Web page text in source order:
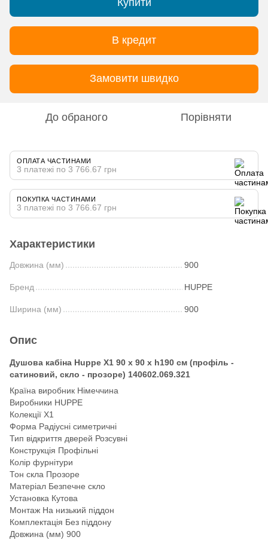
В кредит
Замовити швидко
До обраного Порівняти
ОПЛАТА ЧАСТИНАМИ
3 платежі по 3 766.67 грн
ПОКУПКА ЧАСТИНАМИ
3 платежі по 3 766.67 грн
Характеристики
Довжина (мм) 900
Бренд HUPPE
Ширина (мм) 900
Опис
Душова кабіна Huppe X1 90 х 90 х h190 см (профіль -
сатиновий, скло - прозоре) 140602.069.321
Країна виробник Німеччина
Виробники HUPPE
Колекції X1
Форма Радіусні симетричні
Тип відкриття дверей Розсувні
Конструкція Профільні
Колір фурнітури
Тон скла Прозоре
Матеріал Безпечне скло
Установка Кутова
Монтаж На низький піддон
Комплектація Без піддону
Довжина (мм) 900